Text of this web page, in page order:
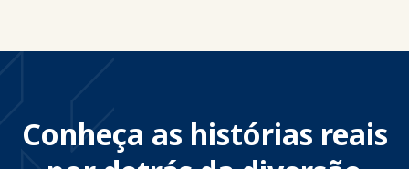
Conheça as histórias reais